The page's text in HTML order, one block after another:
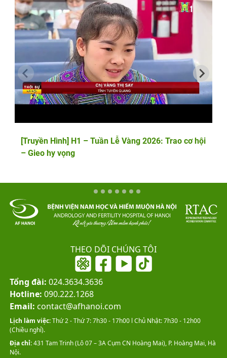
[Truyền Hình] H1 – Tuần Lễ Vàng 2026: Trao cơ hội
– Gieo hy vọng
THEO DÕI CHÚNG TÔI
Tổng đài: 024.3634.3636
Hotline: 090.222.1268
Email: contact@afhanoi.com
Lịch làm việc:Thứ 2 - Thứ 7: 7h30 - 17h00 l Chủ Nhật: 7h30 - 12h00
(Chiều nghỉ).
Địa chỉ:431 Tam Trinh (Lô 07 – 3A Cụm CN Hoàng Mai), P. Hoàng Mai, Hà
Nội.